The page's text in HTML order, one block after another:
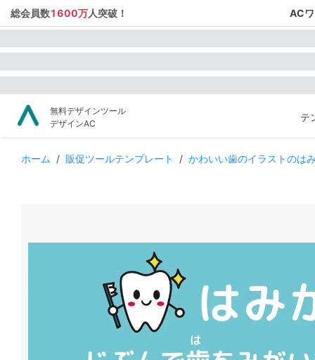
総会員数1600万人突破！ AC
無料デザインツール
デザインAC
テ
ホーム / 販促ツールテンプレート / かわいい歯のイラストのは